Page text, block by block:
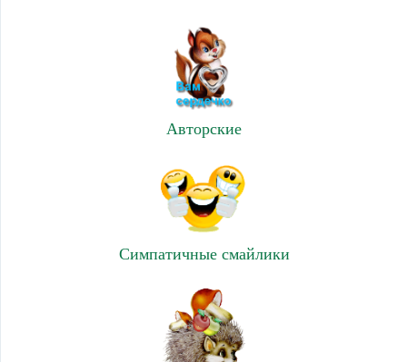
Авторские
Симпатичные смайлики